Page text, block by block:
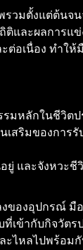
รวมตั้งแต่ต้นจ
ละผลการแข่
ต่อเนื่อง ทำใ
รมหลักในชีวิตป
เสริมของการรั
ยู่ และจังหวะชี
ของอุปกรณ์ มื
เข้ากับกิจวัตร
ไหลไปพร้อม